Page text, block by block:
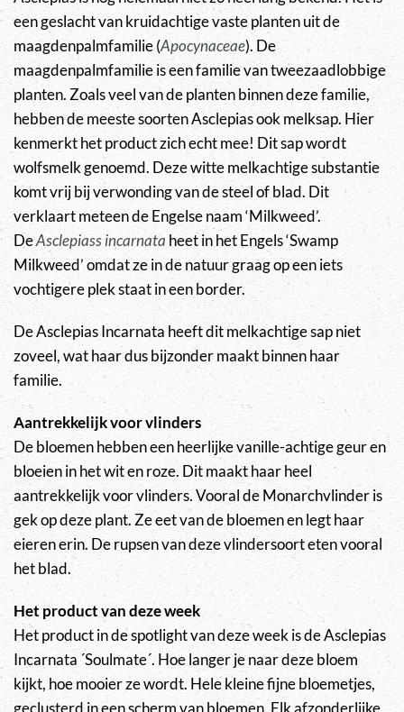
een geslacht van kruidachtige vaste planten uit de
maagdenpalmfamilie (Apocynaceae). De
maagdenpalmfamilie is een familie van tweezaadlobbige
planten. Zoals veel van de planten binnen deze familie,
hebben de meeste soorten Asclepias ook melksap. Hier
kenmerkt het product zich echt mee! Dit sap wordt
wolfsmelk genoemd. Deze witte melkachtige substantie
komt vrij bij verwonding van de steel of blad. Dit
verklaart meteen de Engelse naam ‘Milkweed’.
DeAsclepiass incarnata heet in het Engels ‘Swamp
Milkweed’ omdat ze in de natuur graag op een iets
vochtigere plek staat in een border.
De Asclepias Incarnata heeft dit melkachtige sap niet
zoveel, wat haar dus bijzonder maakt binnen haar
familie.
Aantrekkelijk voor vlinders
De bloemen hebben een heerlijke vanille-achtige geur en
bloeien in het wit en roze. Dit maakt haar heel
aantrekkelijk voor vlinders. Vooral de Monarchvlinder is
gek op deze plant. Ze eet van de bloemen en legt haar
eieren erin. De rupsen van deze vlindersoort eten vooral
het blad.
Het product van deze week
Het product in de spotlight van deze week is de Asclepias
Incarnata ´Soulmate´. Hoe langer je naar deze bloem
kijkt, hoe mooier ze wordt. Hele kleine fijne bloemetjes,
geclusterd in een scherm van bloemen. Elk afzonderlijke